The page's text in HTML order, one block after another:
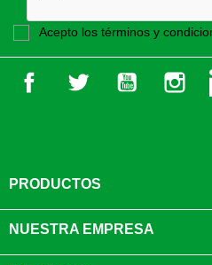
Acepto los términos y
FacebookTwitter YouTube
PRODUCTOS
NUESTRA EMPRESA